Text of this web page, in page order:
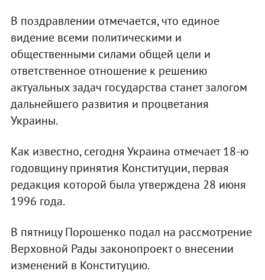
В поздравлении отмечается, что единое
видение всеми политическими и
общественными силами общей цели и
ответственное отношение к решению
актуальных задач государства станет залогом
дальнейшего развития и процветания
Украины.
Как известно, сегодня Украина отмечает 18-ю
годовщину принятия Конституции, первая
редакция которой была утверждена 28 июня
1996 года.
В пятницу Порошенко подал на рассмотрение
Верховной Рады законопроект о внесении
изменений в Конституцию.